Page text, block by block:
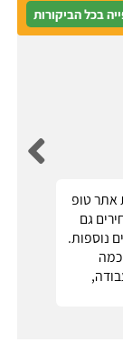
בכל הביקורות
אתר טופ
גם
נוספות.